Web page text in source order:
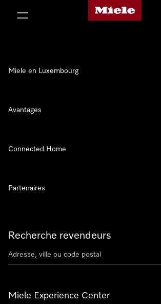
Page d'accueil de Miele
Recherche revendeurs
Miele Experience Center
Miele en Luxembourg
Avantages
Connected Home
Partenaires